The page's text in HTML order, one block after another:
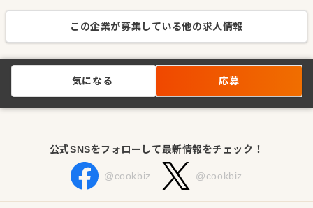
この企業が募集している他の求人情報
気になる 応募
公式SNSをフォローして最新情報をチェック！
@cookbiz @cookbiz